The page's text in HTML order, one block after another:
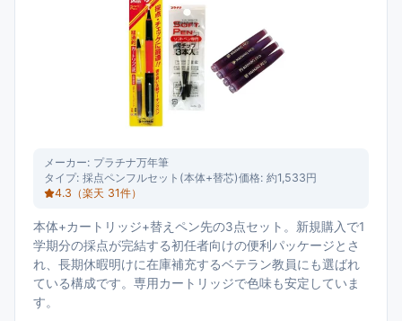
メーカー: プラチナ万年筆
タイプ: 採点ペンフルセット(本体+替芯)価格: 約1,533円
4.3 （楽天 31件）
本体+カートリッジ+替えペン先の3点セット。新規購入で1
学期分の採点が完結する初任者向けの便利パッケージとさ
れ、長期休暇明けに在庫補充するベテラン教員にも選ばれ
ている構成です。専用カートリッジで色味も安定していま
す。